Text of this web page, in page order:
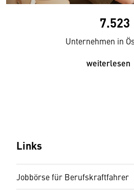
7.523
Unternehmen in
weiterlesen
Links
Jobbörse für Berufskraftfahrer